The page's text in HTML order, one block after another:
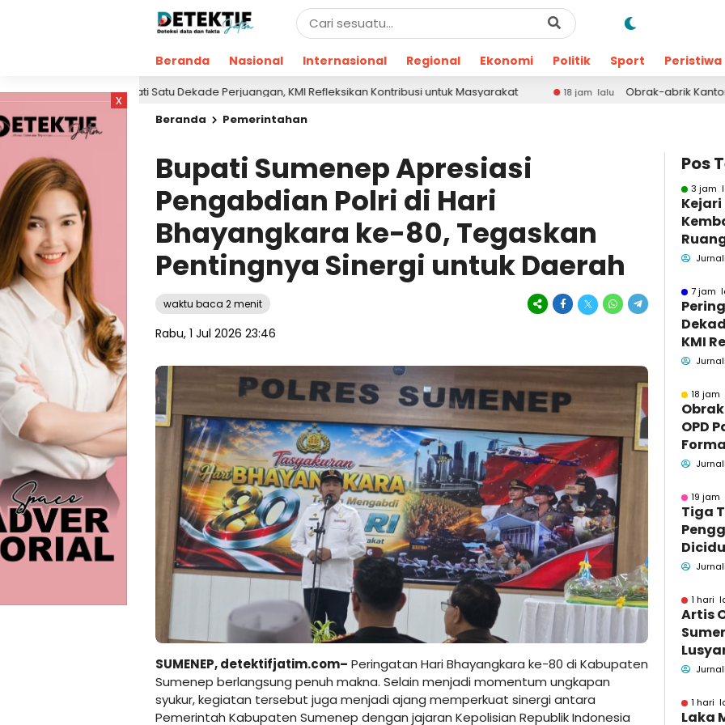
Beranda Nasional Internasional Regional Ekonomi Politik Sport Peristiwa
x
Satu Dekade Perjuangan, KMI Refleksikan Kontribusi untuk Masyarakat 18 jam lalu Obrak-abrik Kantor OPD Pamekasan,
Beranda Pemerintahan
Bupati Sumenep Apresiasi
Pengabdian Polri di Hari
Bhayangkara ke-80, Tegaskan
Pentingnya Sinergi untuk Daerah
waktu baca 2 menit
Rabu, 1 Jul 2026 23:46
SUMENEP,detektifjatim.com– Peringatan Hari Bhayangkara ke-80 di Kabupaten
Sumenep berlangsung penuh makna. Selain menjadi momentum ungkapan
syukur, kegiatan tersebut juga menjadi ajang memperkuat sinergi antara
Pemerintah Kabupaten Sumenep dengan jajaran Kepolisian Republik Indonesia
Pos
3 jam
7 jam
KMI
18 jam
OPD
19 jam
Tiga
dan
1 hari
Artis
1 hari
Laka